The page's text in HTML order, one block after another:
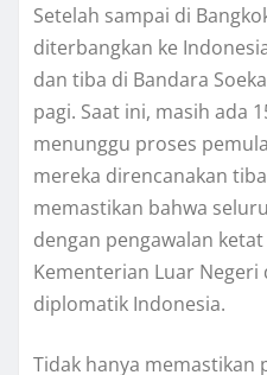
Setelah sampai di
diterbangkan ke
dan tiba di Bandara
pagi. Saat ini, masih ada
menunggu proses
mereka direncanakan
memastikan bahwa
dengan pengawalan
Kementerian Luar Negeri
diplomatik Indonesia.
Tidak hanya memastikan